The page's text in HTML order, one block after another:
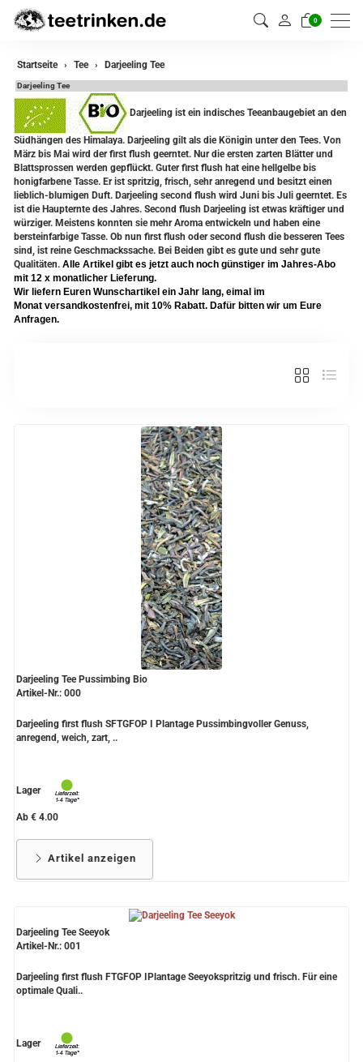
0
zurück
Darjeeling Tee
Assam Tee
Ceylon Tee
Sikkim Tee
China Tee
Oolong Tee
Grüner Tee
Jasmin Tee
Aromatisierter Schwarztee
Startseite Tee Darjeeling Tee
Darjeeling Tee
Darjeeling ist ein indisches Teeanbaugebiet an den
Südhängen des Himalaya. Darjeeling gilt als die Königin unter den Tees. Von
März bis Mai wird der first flush geerntet. Nur die ersten zarten Blätter und
Blattsprossen werden gepflückt. Guter first flush hat eine hellgelbe bis
honigfarbene Tasse. Er ist spritzig, frisch, sehr anregend und besitzt einen
lieblich-blumigen Duft. Darjeeling second flush wird Juni bis Juli geerntet. Es
ist die Haupternte des Jahres. Second flush Darjeeling ist etwas kräftiger und
würziger. Meistens konnten sie mehr Aroma entwickeln und haben eine
bersteinfarbige Tasse. Ob nun first flush oder second flush die besseren Tees
sind, ist reine Geschmackssache. Bei Beiden gibt es gute und sehr gute
Qualitäten. Alle Artikel gibt es jetzt auch noch günstiger im Jahres-Abo
mit 12 x monatlicher Lieferung.
Wir liefern Euren Wunschartikel ein Jahr lang, eimal im
Monat versandkostenfrei, mit 10% Rabatt. Dafür bitten wir um Eure
Anfragen.
Darjeeling Tee Pussimbing Bio
Artikel-Nr.: 000
Darjeeling first flush SFTGFOP I Plantage Pussimbingvoller Genuss,
anregend, weich, zart, ..
Lager
Ab € 4.00
Artikel anzeigen
Darjeeling Tee Seeyok
Artikel-Nr.: 001
Darjeeling first flush FTGFOP IPlantage Seeyokspritzig und frisch. Für eine
optimale Quali..
Lager